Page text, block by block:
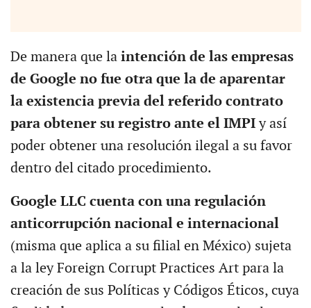
De manera que laintención de las empresas
de Google no fue otra que la de aparentar
la existencia previa del referido contrato
para obtener su registro ante el IMPIy así
poder obtener una resolución ilegal a su favor
dentro del citado procedimiento.
Google LLC cuenta con una regulación
anticorrupción nacional e internacional
(misma que aplica a su filial en México) sujeta
a la ley Foreign Corrupt Practices Art para la
creación de sus Políticas y Códigos Éticos, cuya